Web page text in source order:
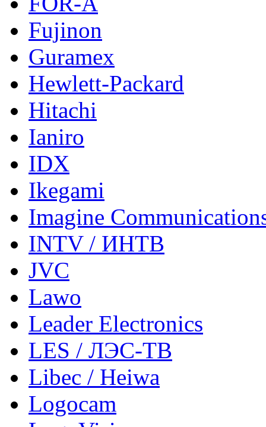
Fujinon
Guramex
Hewlett-Packard
Hitachi
Ianiro
IDX
Ikegami
Imagine
INTV / ИНТВ
JVC
Lawo
Leader Electronics
LES / ЛЭС-ТВ
Libec / Heiwa
Logocam